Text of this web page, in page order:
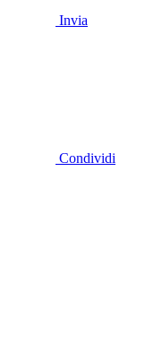
Invia
Condividi